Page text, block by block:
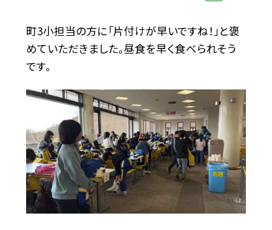
町3小担当の方に「片付けが早いですね！」と褒
めていただきました。昼食を早く食べられそう
です。